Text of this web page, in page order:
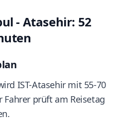
- Atasehir: 52
IST-Atasehir mit 55-70
prüft am Reisetag